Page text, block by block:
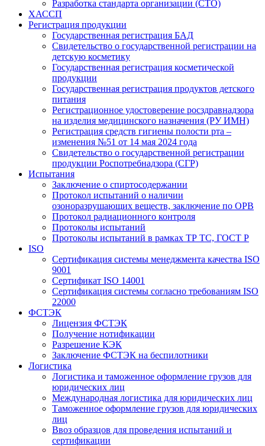
Разработка стандарта организации (СТО)
ХАССП
Регистрация продукции
Государственная регистрация БАД
Свидетельство о государственной регистрации на
детскую косметику
Государственная регистрация косметической
продукции
Государственная регистрация продуктов детского
питания
Регистрационное удостоверение росздравнадзора
на изделия медицинского назначения (РУ ИМН)
Регистрация средств гигиены полости рта –
изменения №51 от 14 мая 2024 года
Свидетельство о государственной регистрации
продукции Роспотребнадзора (СГР)
Испытания
Заключение о спиртосодержании
Протокол испытаний о наличии
озоноразрушающих веществ, заключение по ОРВ
Протокол радиационного контроля
Протоколы испытаний
Протоколы испытаний в рамках ТР ТС, ГОСТ Р
ISO
Сертификация системы менеджмента качества ISO
9001
Сертификат ISO 14001
Сертификация системы согласно требованиям ISO
22000
ФСТЭК
Лицензия ФСТЭК
Получение нотификации
Разрешение КЭК
Заключение ФСТЭК на беспилотники
Логистика
Логистика и таможенное оформление грузов для
юридических лиц
Международная логистика для юридических лиц
Таможенное оформление грузов для юридических
лиц
Ввоз образцов для проведения испытаний и
сертификации